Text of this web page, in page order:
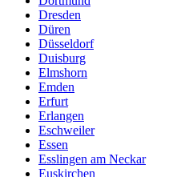
Dresden
Düren
Düsseldorf
Duisburg
Elmshorn
Emden
Erfurt
Erlangen
Eschweiler
Essen
Esslingen am Neckar
Euskirchen